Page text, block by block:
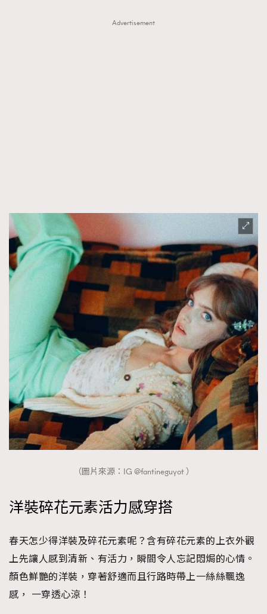
Advertisement
（圖片來源：IG @fantineguyot ）
洋裝碎花元素活力感穿搭
春天怎少得洋裝及碎花元素呢？含有碎花元素的上衣外觀
上先讓人感到清新、有活力，瞬間令人忘記悶焗的心情。
顏色鮮艷的洋裝，穿著舒適而且行路時帶上一絲絲飄逸
感， 一穿透心涼！